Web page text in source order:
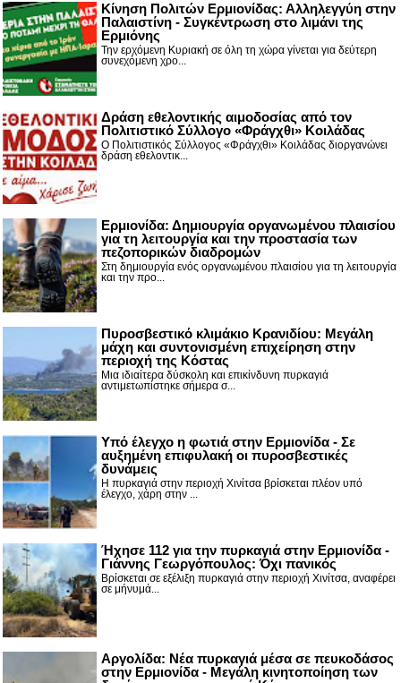
Κίνηση Πολιτών Ερμιονίδας: Αλληλεγγύη στην
Παλαιστίνη - Συγκέντρωση στο λιμάνι της
Ερμιόνης
Την ερχόμενη Κυριακή σε όλη τη χώρα γίνεται για δεύτερη
συνεχόμενη χρο...
Δράση εθελοντικής αιμοδοσίας από τον
Πολιτιστικό Σύλλογο «Φράγχθι» Κοιλάδας
Ο Πολιτιστικός Σύλλογος «Φράγχθι» Κοιλάδας διοργανώνει
δράση εθελοντικ...
Ερμιονίδα: Δημιουργία οργανωμένου πλαισίου
για τη λειτουργία και την προστασία των
πεζοπορικών διαδρομών
Στη δημιουργία ενός οργανωμένου πλαισίου για τη λειτουργία
και την προ...
Πυροσβεστικό κλιμάκιο Κρανιδίου: Μεγάλη
μάχη και συντονισμένη επιχείρηση στην
περιοχή της Κόστας
Μια ιδιαίτερα δύσκολη και επικίνδυνη πυρκαγιά
αντιμετωπίστηκε σήμερα σ...
Υπό έλεγχο η φωτιά στην Ερμιονίδα - Σε
αυξημένη επιφυλακή οι πυροσβεστικές
δυνάμεις
Η πυρκαγιά στην περιοχή Χινίτσα βρίσκεται πλέον υπό
έλεγχο, χάρη στην ...
Ήχησε 112 για την πυρκαγιά στην Ερμιονίδα -
Γιάννης Γεωργόπουλος: Όχι πανικός
Βρίσκεται σε εξέλιξη πυρκαγιά στην περιοχή Χινίτσα, αναφέρει
σε μήνυμά...
Αργολίδα: Νέα πυρκαγιά μέσα σε πευκοδάσος
στην Ερμιονίδα - Μεγάλη κινητοποίηση των